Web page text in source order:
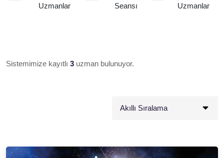
Uzmanlar
Seansı
Uzmanlar
Sistemimize kayıtlı 3 uzman bulunuyor.